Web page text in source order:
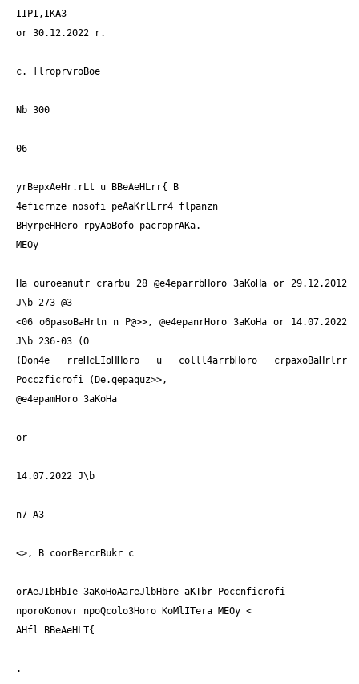
IIPI,IKA3
or 30.12.2022 r.
c. [lroprvroBoe
Nb 300
06
yrBepxAeHr.rLt u BBeAeHLrr{ B
4eficrnze nosofi peAaKrlLrr4 flpanzn
BHyrpeHHero rpyAoBofo pacroprAKa.
MEOy
Ha ouroeanutr crarbu 28 @e4eparrbHoro 3aKoHa or 29.12.2012
J\b 273-@3
<06 o6pasoBaHrtn n P@>>, @e4epanrHoro 3aKoHa or 14.07.2022
J\b 236-03 (O
(Don4e rreHcLIoHHoro u colll4arrbHoro crpaxoBaHrlrr
Pocczficrofi (De.qepaquz>>,
@e4epamHoro 3aKoHa
or
14.07.2022 J\b
n7-A3
<>, B coorBercrBukr c
orAeJIbHbIe 3aKoHoAareJlbHbre aKTbr Poccnficrofi
nporoKonovr npoQcolo3Horo KoMlITera MEOy <
AHfl BBeAeHLT{
.